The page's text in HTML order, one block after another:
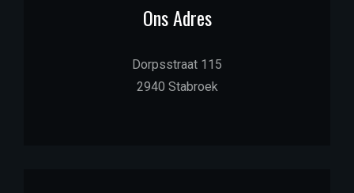
Ons Adres
Dorpsstraat 115
2940 Stabroek